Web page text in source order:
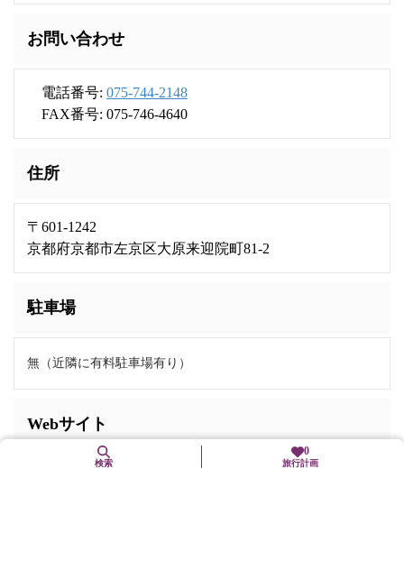
お問い合わせ
電話番号: 075-744-2148
FAX番号: 075-746-4640
住所
〒601-1242
京都府京都市左京区大原来迎院町81-2
駐車場
無（近隣に有料駐車場有り）
Webサイト
0
旅行計画
検索